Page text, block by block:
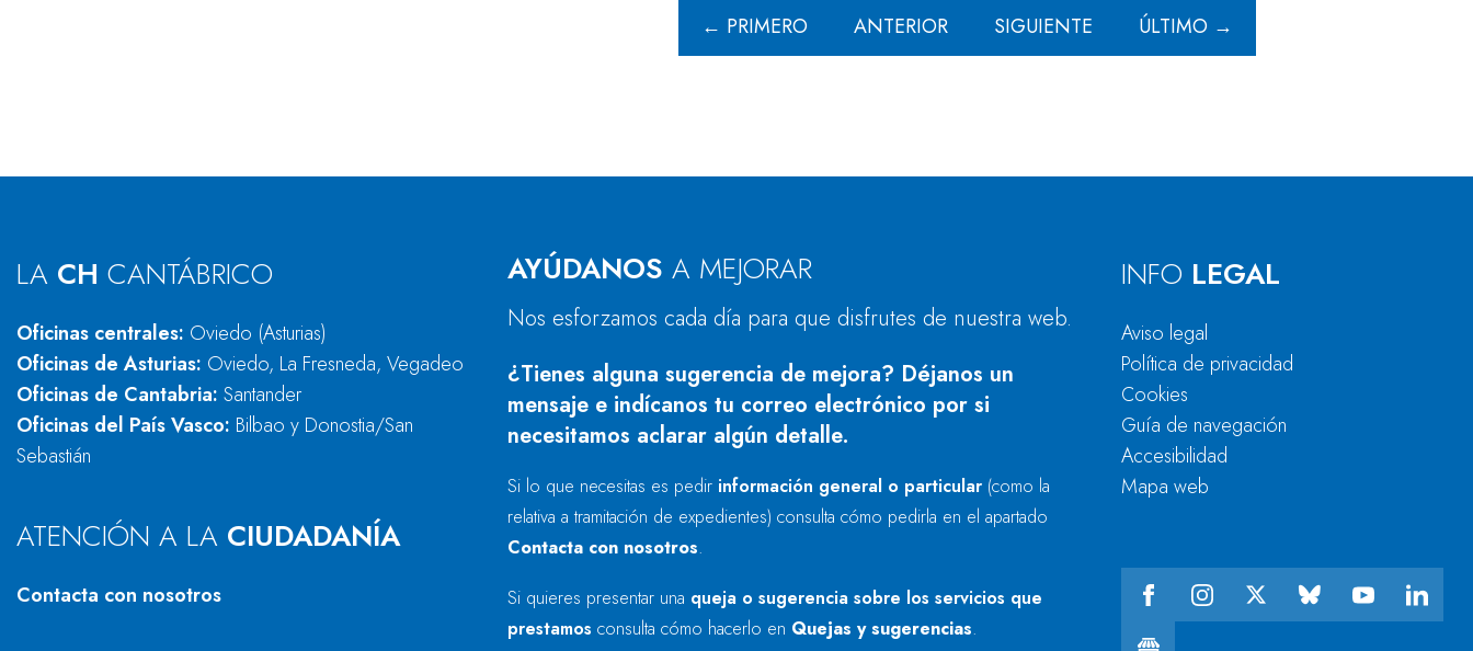
← PRIMERO ANTERIOR SIGUIENTE ÚLTIMO →
LA CH CANTÁBRICO
Oficinas centrales: Oviedo (Asturias)
Oficinas de Asturias: Oviedo, La Fresneda, Vegadeo
Oficinas de Cantabria: Santander
Oficinas del País Vasco: Bilbao y Donostia/San
Sebastián
ATENCIÓN A LA CIUDADANÍA
Contacta con nosotros
AYÚDANOS A MEJORAR
Nos esforzamos cada día para que disfrutes de nuestra web.
¿Tienes alguna sugerencia de mejora? Déjanos un
mensaje e indícanos tu correo electrónico por si
necesitamos aclarar algún detalle.
Si lo que necesitas es pedir información general o particular (como la
relativa a tramitación de expedientes) consulta cómo pedirla en el apartado
Contacta con nosotros.
Si quieres presentar una queja o sugerencia sobre los servicios que
prestamos consulta cómo hacerlo en Quejas y sugerencias.
INFO LEGAL
Aviso legal
Política de privacidad
Cookies
Guía de navegación
Accesibilidad
Mapa web